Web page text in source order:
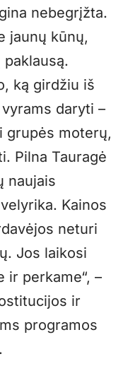
nebegrįžta.
jaunų kūnų,
ką girdžiu iš
daryti –
grupės moterų,
Pilna Tauragė
naujais
Kainos
neturi
Jos laikosi
ir perkame“, –
ir
programos